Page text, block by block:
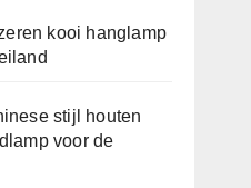
kooi hanglamp
stijl houten
voor de